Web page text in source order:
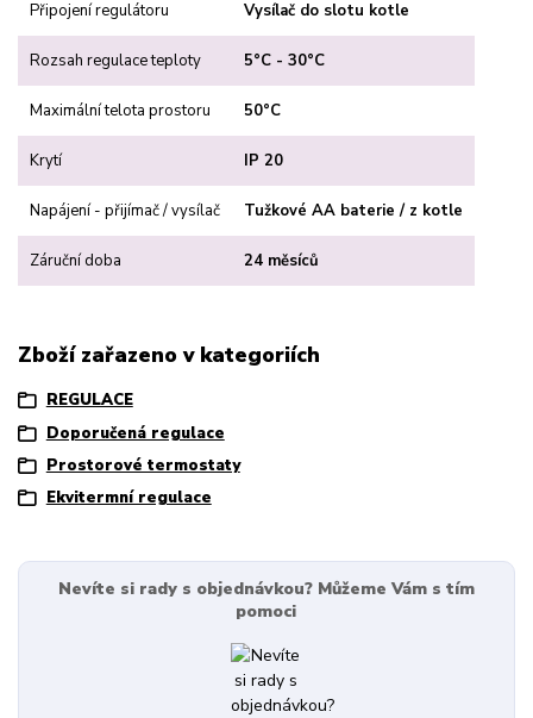
Připojení regulátoru Vysílač do slotu kotle
Rozsah regulace teploty 5°C - 30°C
Maximální telota prostoru 50°C
Krytí IP 20
Napájení - přijímač / vysílač Tužkové AA baterie / z kotle
Záruční doba 24 měsíců
Zboží zařazeno v kategoriích
REGULACE
Doporučená regulace
Prostorové termostaty
Ekvitermní regulace
Nevíte si rady s objednávkou? Můžeme Vám s tím
pomoci